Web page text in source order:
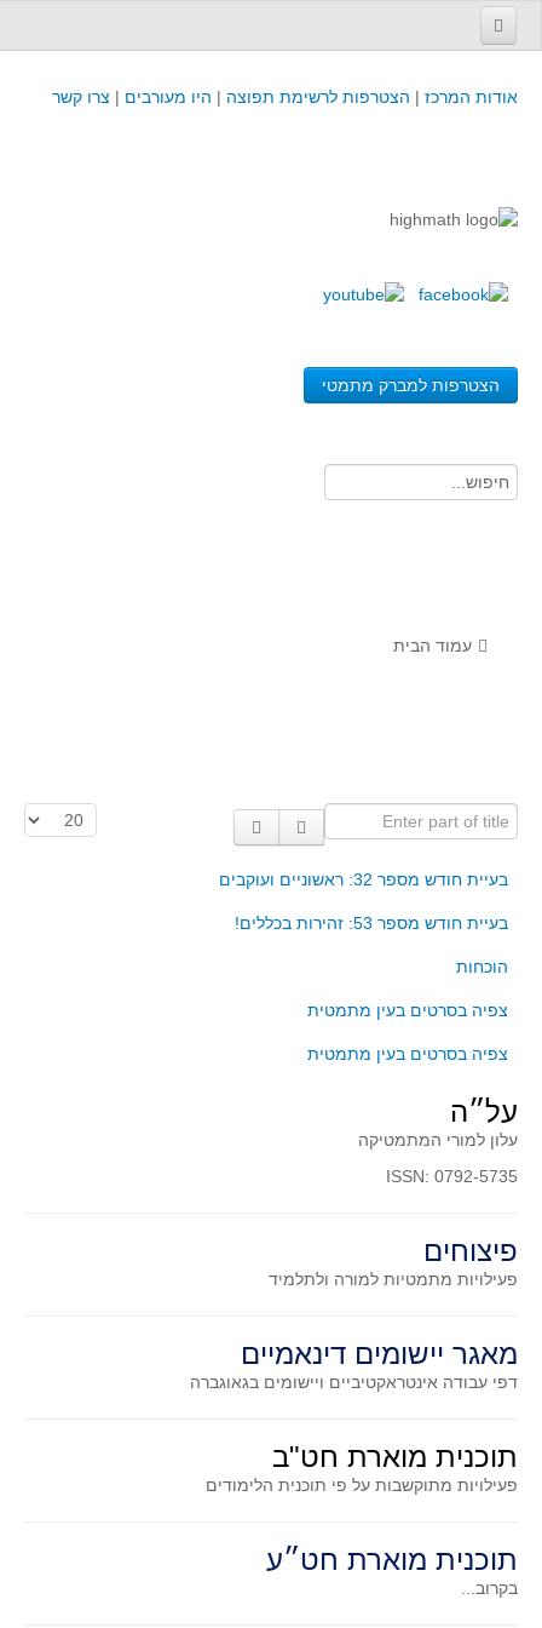
אודות המרכז | הצטרפות לרשימת תפוצה | היו מעורבים | צרו קשר
הצטרפות למברק מתמטי
קורסים והשתלמויות של מרכז המורים - כולל תוצרים
קורסים, כנסים והשתלמויות בארץ - מידע לשנה זו
משאבי הוראה ולמידה
לומדים בחט"ע
בית ספר יסודי
תוצרים מימי עיון וסדנאות - "קשר חם"
מדורי המרכז
יישומים דינאמיים
פונקציות
חדו"א
סדרות
בעיות מילוליות
עולם המספרים
הסתברות
פונקציות וחדו"א
פונקצית הישר
פונקציה ריבועית
פונקצית השורש
פונקציה מעריכית ולוגריתמית
בעיות קיצון
עמוד הבית
Enter part of title הצגת #
בעיית חודש מספר 32: ראשוניים ועוקבים
בעיית חודש מספר 53: זהירות בכללים!
הוכחות
צפיה בסרטים בעין מתמטית
צפיה בסרטים בעין מתמטית
על״ה
עלון למורי המתמטיקה
ISSN: 0792-5735
פיצוחים
פעילויות מתמטיות למורה ולתלמיד
מאגר יישומים דינאמיים
דפי עבודה אינטראקטיביים ויישומים בגאוגברה
תוכנית מוארת חט"ב
פעילויות מתוקשבות על פי תוכנית הלימודים
תוכנית מוארת חט״ע
בקרוב...